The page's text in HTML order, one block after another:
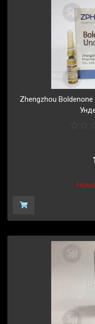
Zhengzhou